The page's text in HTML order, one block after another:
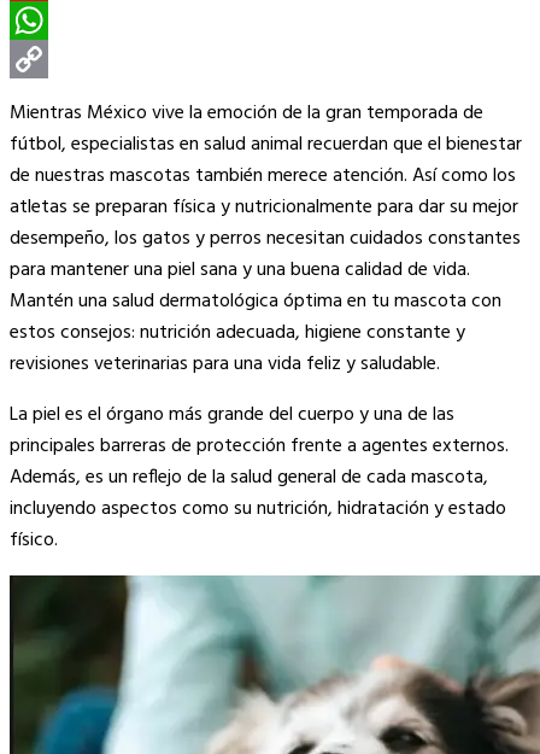
Pinterest
WhatsApp
Copy
Link
Mientras México vive la emoción de la gran temporada de
fútbol, especialistas en salud animal recuerdan que el bienestar
de nuestras mascotas también merece atención. Así como los
atletas se preparan física y nutricionalmente para dar su mejor
desempeño, los gatos y perros necesitan cuidados constantes
para mantener una piel sana y una buena calidad de vida.
Mantén una salud dermatológica óptima en tu mascota con
estos consejos: nutrición adecuada, higiene constante y
revisiones veterinarias para una vida feliz y saludable.
La piel es el órgano más grande del cuerpo y una de las
principales barreras de protección frente a agentes externos.
Además, es un reflejo de la salud general de cada mascota,
incluyendo aspectos como su nutrición, hidratación y estado
físico.